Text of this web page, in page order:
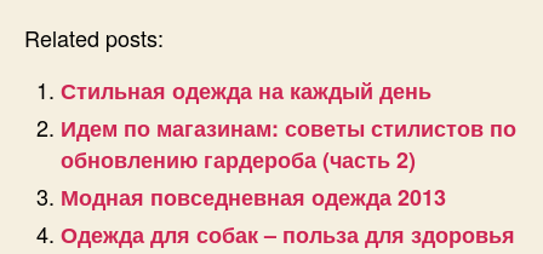
Related posts:
Стильная одежда на каждый день
Идем по магазинам: советы стилистов по
обновлению гардероба (часть 2)
Модная повседневная одежда 2013
Одежда для собак – польза для здоровья